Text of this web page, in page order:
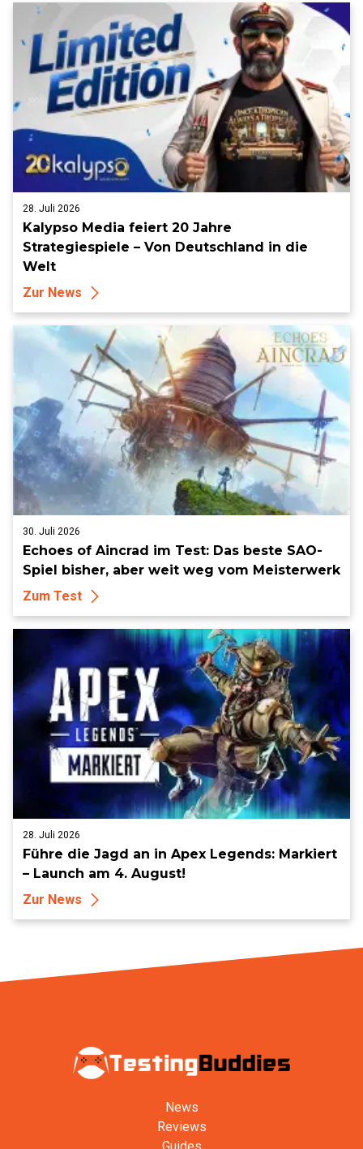
28. Juli 2026
Kalypso Media feiert 20 Jahre
Strategiespiele – Von Deutschland in die
Welt
Zur News
30. Juli 2026
Echoes of Aincrad im Test: Das beste SAO-
Spiel bisher, aber weit weg vom Meisterwerk
Zum Test
28. Juli 2026
Führe die Jagd an in Apex Legends: Markiert
– Launch am 4. August!
Zur News
News
Reviews